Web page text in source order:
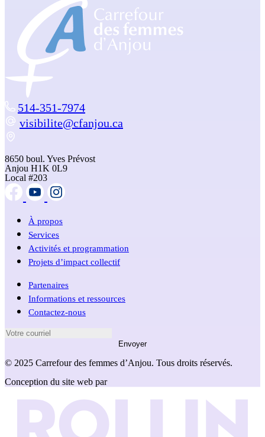
514-351-7974
visibilite@cfanjou.ca
8650 boul. Yves Prévost
Anjou H1K 0L9
Local #203
À propos
Services
Activités et programmation
Projets d’impact collectif
Partenaires
Informations et ressources
Contactez-nous
Envoyer
© 2025 Carrefour des femmes d’Anjou. Tous droits réservés.
Conception du site web par